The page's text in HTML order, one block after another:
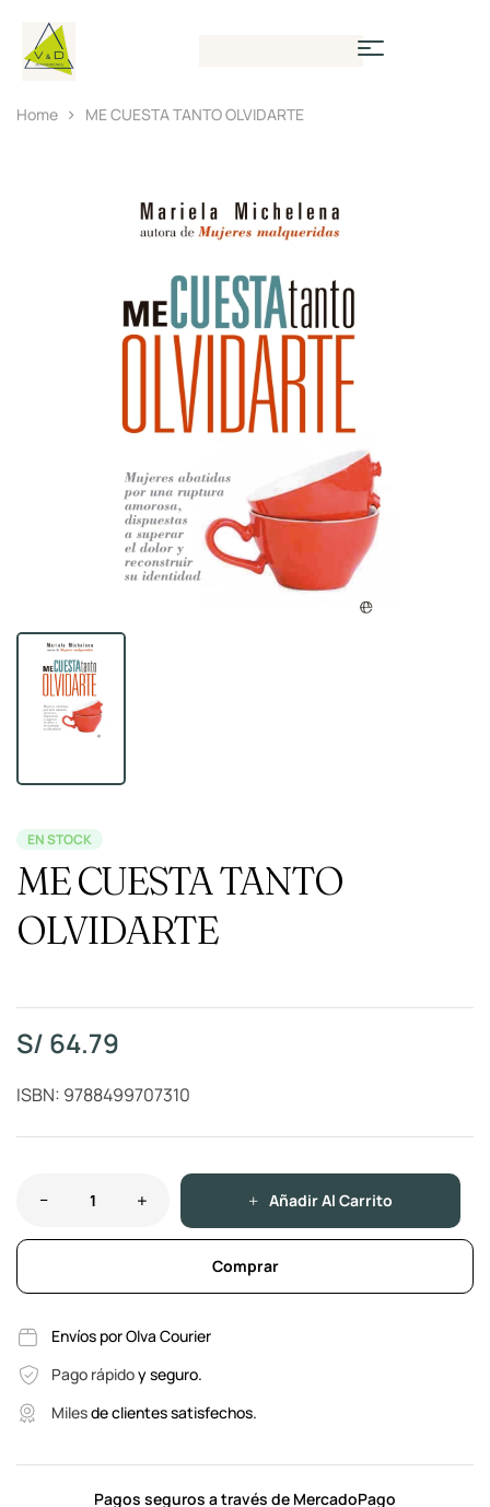
Home ME CUESTA TANTO OLVIDARTE
EN STOCK
ME CUESTA TANTO
OLVIDARTE
S/ 64.79
ISBN: 9788499707310
Añadir Al Carrito
Comprar
Envíos por Olva Courier
Pago rápidoy seguro.
Milesde clientes satisfechos.
Pagos seguros a través de MercadoPago